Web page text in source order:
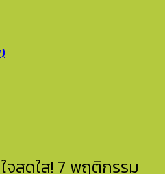
จสดใส! 7 พฤติกรรม